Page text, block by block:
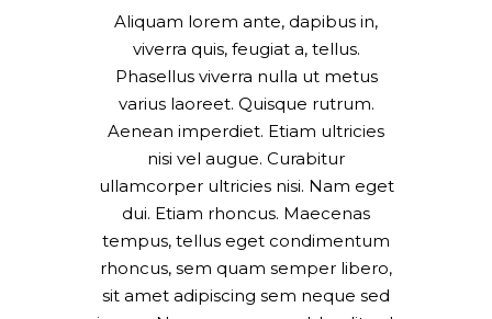
Aliquam lorem ante, dapibus in,
viverra quis, feugiat a, tellus.
Phasellus viverra nulla ut metus
varius laoreet. Quisque rutrum.
Aenean imperdiet. Etiam ultricies
nisi vel augue. Curabitur
ullamcorper ultricies nisi. Nam eget
dui. Etiam rhoncus. Maecenas
tempus, tellus eget condimentum
rhoncus, sem quam semper libero,
sit amet adipiscing sem neque sed